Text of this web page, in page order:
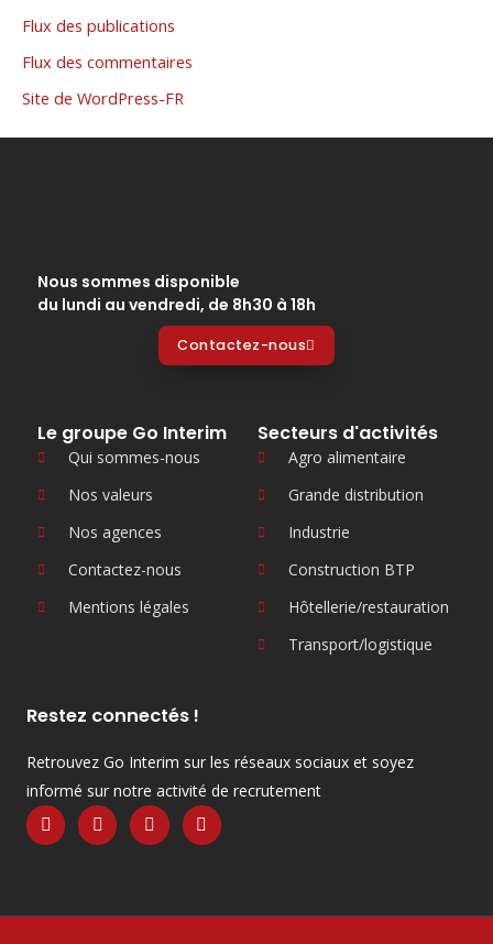
Flux des publications
Flux des commentaires
Site de WordPress-FR
Nous sommes disponible
du lundi au vendredi, de 8h30 à 18h
Contactez-nous
Le groupe Go Interim
Qui sommes-nous
Nos valeurs
Nos agences
Contactez-nous
Mentions légales
Secteurs d'activités
Agro alimentaire
Grande distribution
Industrie
Construction BTP
Hôtellerie/restauration
Transport/logistique
Restez connectés !
Retrouvez Go Interim sur les réseaux sociaux et soyez
informé sur notre activité de recrutement
F
a
c
o
Y
o
u
e
L
i
n
i
I
n
s
r